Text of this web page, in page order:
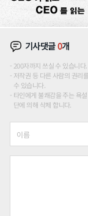
기사댓글0개
200자까지 쓰실 수 있습니
저작권 등 다른 사람의 권리
수 있습니다.
타인에게 불쾌감을 주는 욕
단에 의해 삭제 합니다.